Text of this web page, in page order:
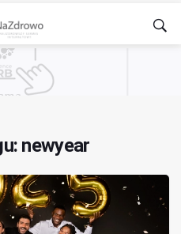
newyear